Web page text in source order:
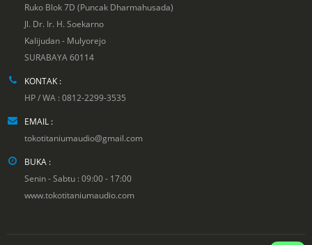
Ruko Blok 7D (Puncak Dharmahusada)
Jl. Dr. Ir. H. Soekarno
Kalijudan - Mulyorejo
SURABAYA 60114
KONTAK :
HP / WA : 0812-2299-3535
EMAIL :
tokotitaniumaudio@gmail.com
BUKA :
Senin - Sabtu : 09:00 - 17:00
www.tokotitaniumaudio.com